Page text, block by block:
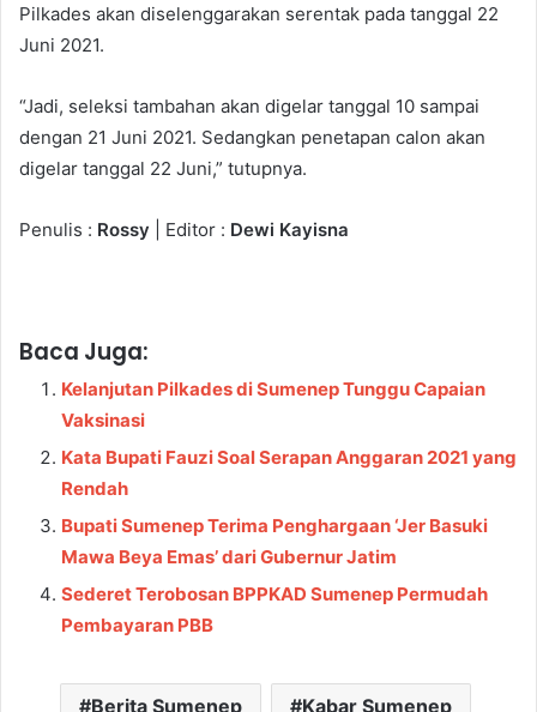
Pilkades akan diselenggarakan serentak pada tanggal 22
Juni 2021.
“Jadi, seleksi tambahan akan digelar tanggal 10 sampai
dengan 21 Juni 2021. Sedangkan penetapan calon akan
digelar tanggal 22 Juni,” tutupnya.
Penulis : Rossy | Editor : Dewi Kayisna
Baca Juga:
Kelanjutan Pilkades di Sumenep Tunggu Capaian
Vaksinasi
Kata Bupati Fauzi Soal Serapan Anggaran 2021 yang
Rendah
Bupati Sumenep Terima Penghargaan ‘Jer Basuki
Mawa Beya Emas’ dari Gubernur Jatim
Sederet Terobosan BPPKAD Sumenep Permudah
Pembayaran PBB
Berita Sumenep Kabar Sumenep